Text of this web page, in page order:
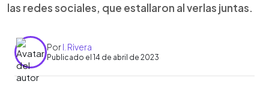
las redes sociales, que estallaron al verlas juntas.
PorI. Rivera
Publicado el 14 de abril de 2023